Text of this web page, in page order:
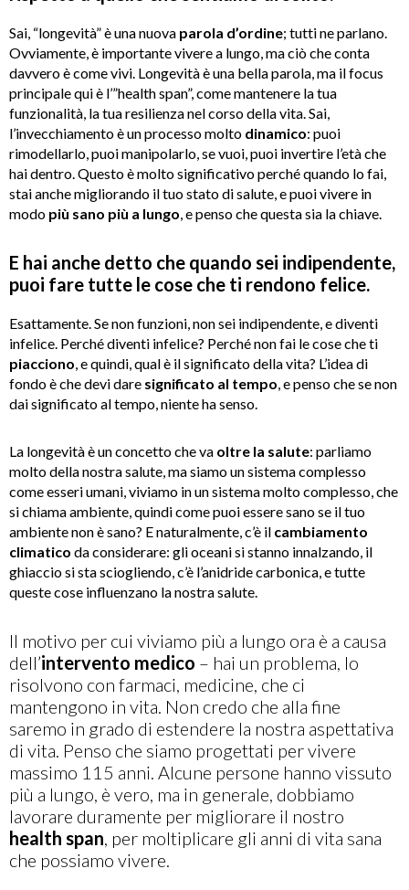
Sai, “longevità” è una nuova parola d’ordine; tutti ne parlano.
Ovviamente, è importante vivere a lungo, ma ciò che conta
davvero è come vivi. Longevità è una bella parola, ma il focus
principale qui è l’”health span”, come mantenere la tua
funzionalità, la tua resilienza nel corso della vita. Sai,
l’invecchiamento è un processo molto dinamico: puoi
rimodellarlo, puoi manipolarlo, se vuoi, puoi invertire l’età che
hai dentro. Questo è molto significativo perché quando lo fai,
stai anche migliorando il tuo stato di salute, e puoi vivere in
modo più sano più a lungo, e penso che questa sia la chiave.
E hai anche detto che quando sei indipendente,
puoi fare tutte le cose che ti rendono felice.
Esattamente. Se non funzioni, non sei indipendente, e diventi
infelice. Perché diventi infelice? Perché non fai le cose che ti
piacciono, e quindi, qual è il significato della vita? L’idea di
fondo è che devi dare significato al tempo, e penso che se non
dai significato al tempo, niente ha senso.
La longevità è un concetto che va oltre la salute: parliamo
molto della nostra salute, ma siamo un sistema complesso
come esseri umani, viviamo in un sistema molto complesso, che
si chiama ambiente, quindi come puoi essere sano se il tuo
ambiente non è sano? E naturalmente, c’è il cambiamento
climatico da considerare: gli oceani si stanno innalzando, il
ghiaccio si sta sciogliendo, c’è l’anidride carbonica, e tutte
queste cose influenzano la nostra salute.
Il motivo per cui viviamo più a lungo ora è a causa
dell’intervento medico – hai un problema, lo
risolvono con farmaci, medicine, che ci
mantengono in vita. Non credo che alla fine
saremo in grado di estendere la nostra aspettativa
di vita. Penso che siamo progettati per vivere
massimo 115 anni. Alcune persone hanno vissuto
più a lungo, è vero, ma in generale, dobbiamo
lavorare duramente per migliorare il nostro
health span, per moltiplicare gli anni di vita sana
che possiamo vivere.